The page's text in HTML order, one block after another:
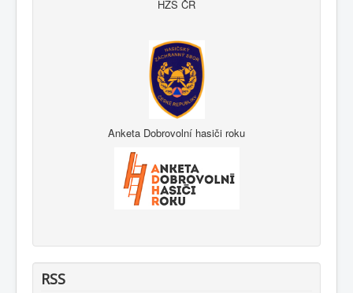
HZS ČR
Anketa Dobrovolní hasiči roku
RSS